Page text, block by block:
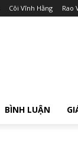
Cõi Vĩnh Hằng Rao
BÌNH LUẬN